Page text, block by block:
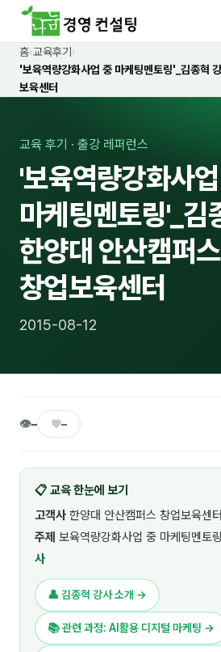
홈
🛡️ 법정 의무교육 4종
🤖 AI · IT 교육
📈 마케팅 · 영업
🤝 B2B 세일즈
💼 비즈니스 스킬
🏭 산업 특화
🎬 영상 · 콘텐츠
🚀 창업 · 커리어
🗣️ 외국어 강의
👥 리더십 · 조직
홈›교육후기 ›
'보육역량강화사업 중 마케팅멘토링'_김종혁
보육센터
교육 후기 · 출강 레퍼런스
'보육역량강화사
마케팅멘토링'_김
한양대 안산캠퍼스
창업보육센터
2015-08-12
👁– ♥–
📋 교육 한눈에 보기
고객사 한양대 안산캠퍼스 창업보육센
주제 보육역량강화사업 중 마케팅멘토
사
👤 김종혁 강사 소개 →
📚 관련 과정: AI활용 디지털 마케팅 →